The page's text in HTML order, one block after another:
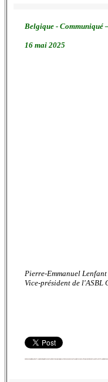
Belgique - Communiqué
16 mai 2025
Pierre-Emmanuel Lenfant
Vice-président de l'ASBL